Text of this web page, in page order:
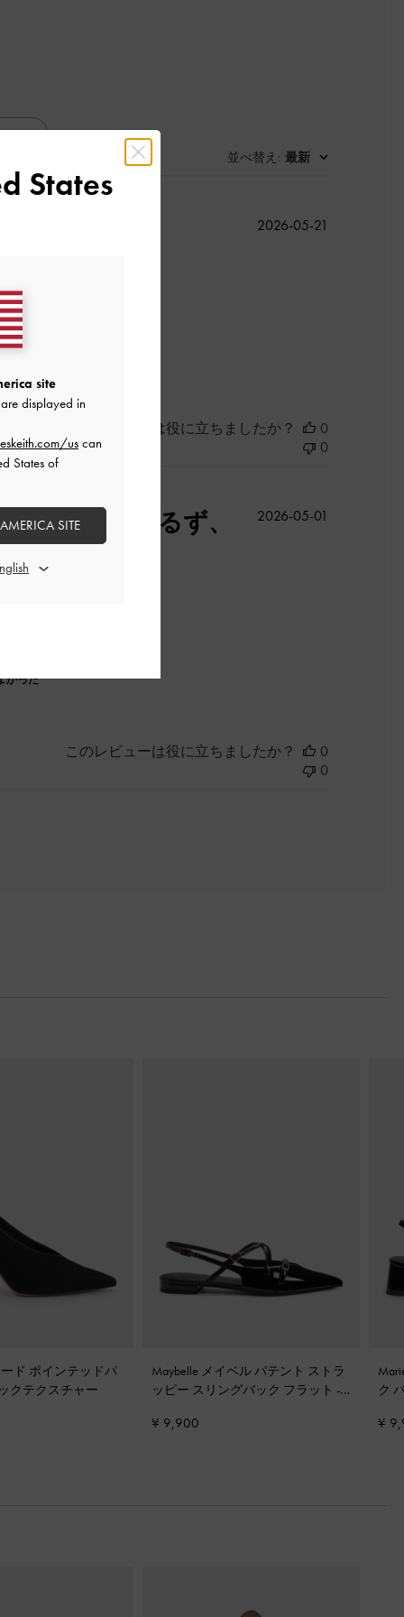
並べ替え : 最新
2026-05-21
このレビューは役に立ちましたか？
0
0
材も固すぎるず、
かった
2026-05-01
このレビューは役に立ちましたか？
0
0
ド ポインテッドパ
クテクスチャー
Maybelle メイベル パテント ストラ
ッピー スリングバック フラット -
¥ 9,900
ク
¥
States
site
displayed in
uscan
States of
SITE